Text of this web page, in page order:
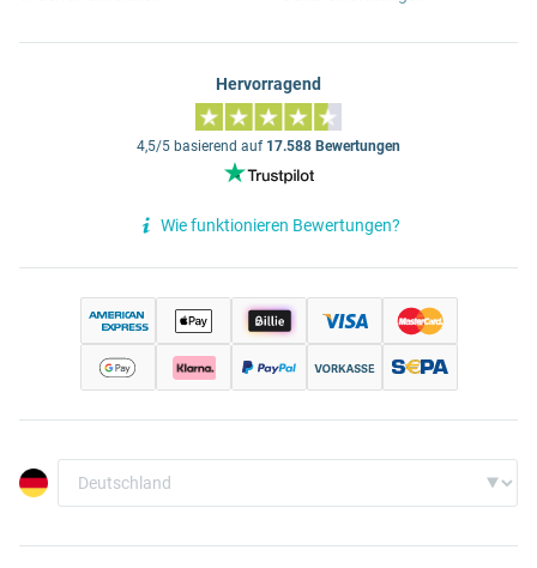
Hervorragend
4,5/5 basierend auf 17.588 Bewertungen
Wie funktionieren Bewertungen?